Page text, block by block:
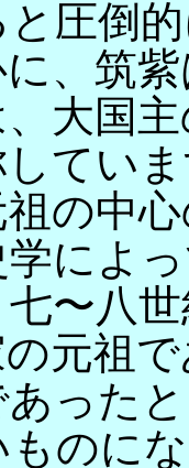
圧倒
、筑
大国
てい
の中
によ
〜八
元祖
った
ものに